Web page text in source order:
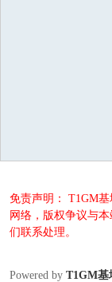
免责声明： T1GM
网络，版权争议与
们联系处理。
Powered by T1GM基